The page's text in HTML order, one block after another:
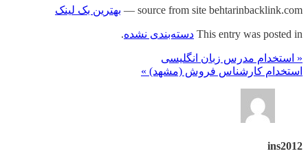
source from site behtarinbacklink.com — بهترین بک لینک
This entry was posted in دسته‌بندی نشده.
« استخدام مدرس زبان انگلیسی
استخدام کارشناس فروش (مشهد) »
ins2012